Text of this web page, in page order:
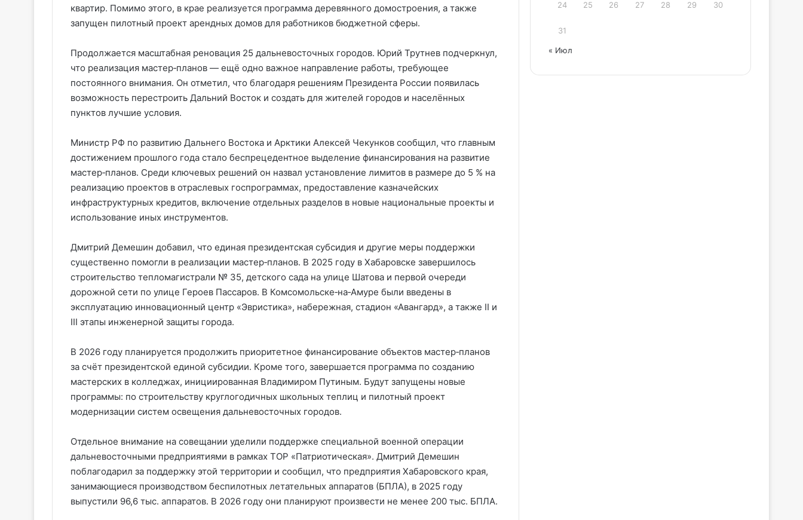
квартир. Помимо этого, в крае реализуется программа деревянного домостроения, а также
запущен пилотный проект арендных домов для работников бюджетной сферы.
Продолжается масштабная реновация 25 дальневосточных городов. Юрий Трутнев подчеркнул,
что реализация мастер‑планов — ещё одно важное направление работы, требующее
постоянного внимания. Он отметил, что благодаря решениям Президента России появилась
возможность перестроить Дальний Восток и создать для жителей городов и населённых
пунктов лучшие условия.
Министр РФ по развитию Дальнего Востока и Арктики Алексей Чекунков сообщил, что главным
достижением прошлого года стало беспрецедентное выделение финансирования на развитие
мастер‑планов. Среди ключевых решений он назвал установление лимитов в размере до 5 % на
реализацию проектов в отраслевых госпрограммах, предоставление казначейских
инфраструктурных кредитов, включение отдельных разделов в новые национальные проекты и
использование иных инструментов.
Дмитрий Демешин добавил, что единая президентская субсидия и другие меры поддержки
существенно помогли в реализации мастер‑планов. В 2025 году в Хабаровске завершилось
строительство тепломагистрали № 35, детского сада на улице Шатова и первой очереди
дорожной сети по улице Героев Пассаров. В Комсомольске‑на‑Амуре были введены в
эксплуатацию инновационный центр «Эвристика», набережная, стадион «Авангард», а также II и
III этапы инженерной защиты города.
В 2026 году планируется продолжить приоритетное финансирование объектов мастер‑планов
за счёт президентской единой субсидии. Кроме того, завершается программа по созданию
мастерских в колледжах, инициированная Владимиром Путиным. Будут запущены новые
программы: по строительству круглогодичных школьных теплиц и пилотный проект
модернизации систем освещения дальневосточных городов.
Отдельное внимание на совещании уделили поддержке специальной военной операции
дальневосточными предприятиями в рамках ТОР «Патриотическая». Дмитрий Демешин
поблагодарил за поддержку этой территории и сообщил, что предприятия Хабаровского края,
занимающиеся производством беспилотных летательных аппаратов (БПЛА), в 2025 году
выпустили 96,6 тыс. аппаратов. В 2026 году они планируют произвести не менее 200 тыс. БПЛА.
24 25 26 27 28 29 30
31
« Июл